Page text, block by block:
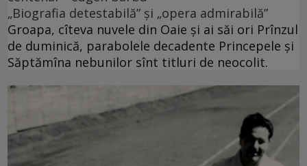
„Biografia detestabilă” și „opera admirabilă”
Groapa, cîteva nuvele din Oaie și ai săi ori Prînzul
de duminică, parabolele decadente Princepele și
Săptămîna nebunilor sînt titluri de neocolit.